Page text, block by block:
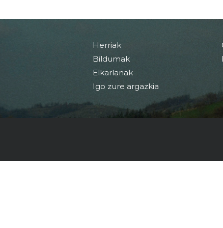
Herriak
Bildumak
Elkarlanak
Igo zure argazkia